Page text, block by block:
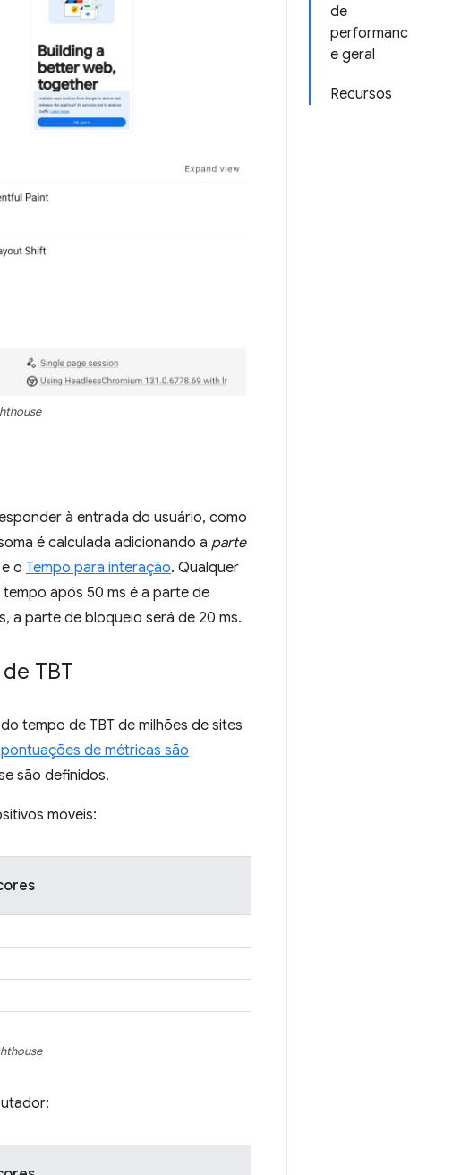
de
performanc
e geral
Recursos
à entrada do usuário, como
é calculada adicionando a parte
e o Tempo para interação. Qualquer
após 50 ms é a parte de
a parte de bloqueio será de 20 ms.
TBT
tempo de TBT de milhões de sites
de métricas são
são definidos.
móveis: